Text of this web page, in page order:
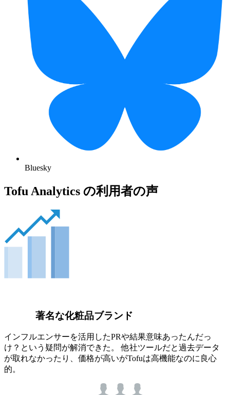
Bluesky
Tofu Analytics の利用者の声
著名な化粧品ブランド
インフルエンサーを活用したPRや結果意味あったんだっ
け？という疑問が解消できた。 他社ツールだと過去データ
が取れなかったり、価格が高いがTofuは高機能なのに良心
的。